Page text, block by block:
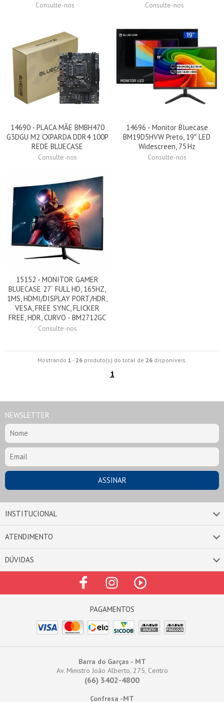
Consulte-nos Consulte-nos
14690 - PLACA MÃE BMBH470
G3DGU M2 CXPARDA DDR4 100P
REDE BLUECASE
Consulte-nos
14696 - Monitor Bluecase
BM19D5HVW Preto, 19″ LED
Widescreen, 75 Hz
Consulte-nos
15152 - MONITOR GAMER
BLUECASE 27´ FULL HD, 165HZ,
1MS, HDMI/DISPLAY PORT/HDR,
VESA, FREE SYNC, FLICKER
FREE, HDR, CURVO - BM2712GC
Consulte-nos
Mostrando 1 -26produto(s) do total de 26disponíveis.
1
NEWSLETTER
INSTITUCIONAL
ATENDIMENTO
DÚVIDAS
Barra do Garças - MT
Av. Ministro João Alberto, 275, Centro
(66) 3402-4800
Confresa -MT